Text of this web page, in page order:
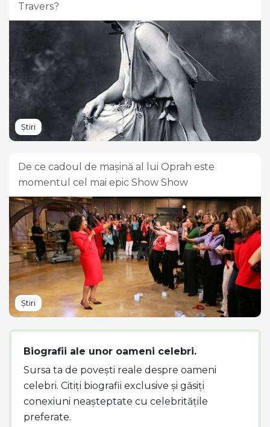
Travers?
Știri
De ce cadoul de mașină al lui Oprah este
momentul cel mai epic Show Show
Știri
Biografii ale unor oameni celebri.
Sursa ta de povești reale despre oameni
celebri. Citiți biografii exclusive și găsiți
conexiuni neașteptate cu celebritățile
preferate.